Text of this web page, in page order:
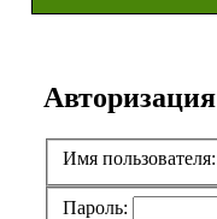
Авторизация
Имя пользователя:
Пароль: